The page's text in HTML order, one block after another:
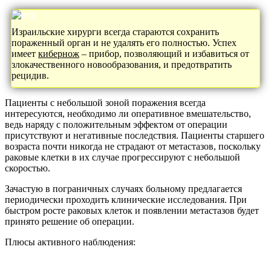
Израильские хирурги всегда стараются сохранить
пораженный орган и не удалять его полностью. Успех
имеет кибернож – прибор, позволяющий и избавиться от
злокачественного новообразования, и предотвратить
рецидив.
Пациенты с небольшой зоной поражения всегда
интересуются, необходимо ли оперативное вмешательство,
ведь наряду с положительным эффектом от операции
присутствуют и негативные последствия. Пациенты старшего
возраста почти никогда не страдают от метастазов, поскольку
раковые клетки в их случае прогрессируют с небольшой
скоростью.
Зачастую в пограничных случаях больному предлагается
периодически проходить клинические исследования. При
быстром росте раковых клеток и появлении метастазов будет
принято решение об операции.
Плюсы активного наблюдения: